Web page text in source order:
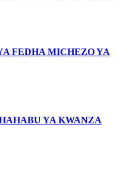
FEDHA MICHEZO YA
YA KWANZA